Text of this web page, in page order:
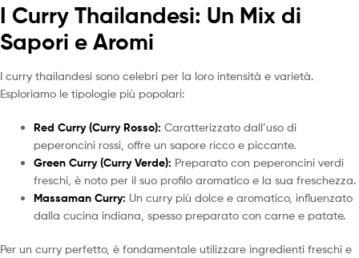
I Curry Thailandesi: Un Mix di
Sapori e Aromi
I curry thailandesi sono celebri per la loro intensità e varietà.
Esploriamo le tipologie più popolari:
Red Curry (Curry Rosso): Caratterizzato dall’uso di
peperoncini rossi, offre un sapore ricco e piccante.
Green Curry (Curry Verde): Preparato con peperoncini verdi
freschi, è noto per il suo profilo aromatico e la sua freschezza.
Massaman Curry: Un curry più dolce e aromatico, influenzato
dalla cucina indiana, spesso preparato con carne e patate.
Per un curry perfetto, è fondamentale utilizzare ingredienti freschi e